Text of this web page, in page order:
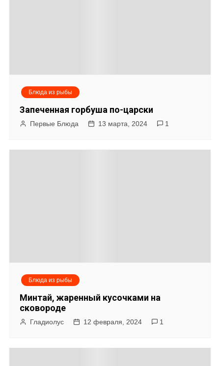
Блюда из рыбы
Запеченная горбуша по-царски
Первые Блюда 13 марта, 2024 1
Блюда из рыбы
Минтай, жаренный кусочками на
сковороде
Гладиолус 12 февраля, 2024 1